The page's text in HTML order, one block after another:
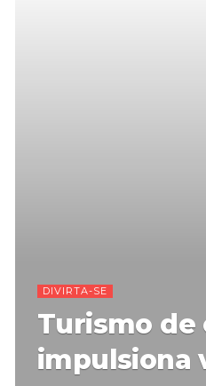
DIVIRTA-SE
Turismo
impulsiona